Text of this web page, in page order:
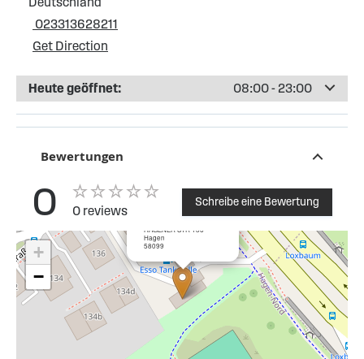
023313628211
Get Direction
Heute geöffnet: 08:00 - 23:00
Bewertungen
0 0 reviews
Schreibe eine Bewertung
HAGENER STR 136
Hagen
58099
×
+
−